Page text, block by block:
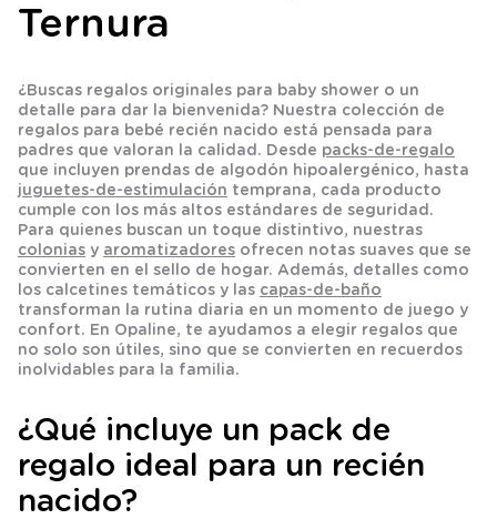
Ternura
¿Buscas regalos originales para baby shower o un
detalle para dar la bienvenida? Nuestra colección de
regalos para bebé recién nacido está pensada para
padres que valoran la calidad. Desde packs-de-regalo
que incluyen prendas de algodón hipoalergénico, hasta
juguetes-de-estimulación temprana, cada producto
cumple con los más altos estándares de seguridad.
Para quienes buscan un toque distintivo, nuestras
colonias y aromatizadores ofrecen notas suaves que se
convierten en el sello de hogar. Además, detalles como
los calcetines temáticos y las capas-de-baño
transforman la rutina diaria en un momento de juego y
confort. En Opaline, te ayudamos a elegir regalos que
no solo son útiles, sino que se convierten en recuerdos
inolvidables para la familia.
¿Qué incluye un pack de
regalo ideal para un recién
nacido?